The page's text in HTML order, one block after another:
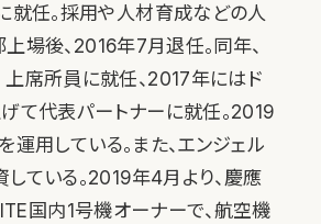
就任。採用や人材育成などの人
場後、2016年7月退任。同年、
席所員に就任、2017年にはド
げて代表パートナーに就任。2019
用している。また、エンジェル
ている。2019年4月より、慶應
国内1号機オーナーで、航空機